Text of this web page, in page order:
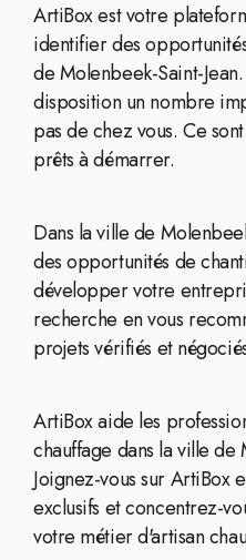
ArtiBox est votre
identifier des
de Molenbeek-Saint-
disposition un nombre
pas de chez vous. Ce
prêts à démarrer.
Dans la ville de
des opportunités de
développer votre
recherche en vous
projets vérifiés et
ArtiBox aide les
chauffage dans la ville de
Joignez-vous sur ArtiBox
exclusifs et concentrez-
votre métier d'artisan